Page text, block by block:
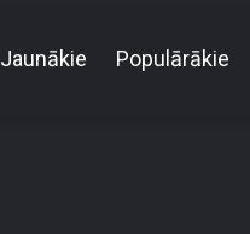
Jaunākie Populārākie